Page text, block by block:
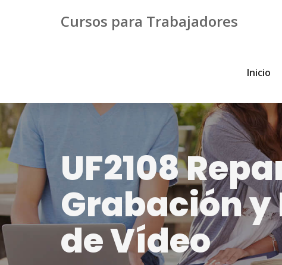
Cursos para Trabajadores
Inicio
UF2108
Grabación y
de Vídeo